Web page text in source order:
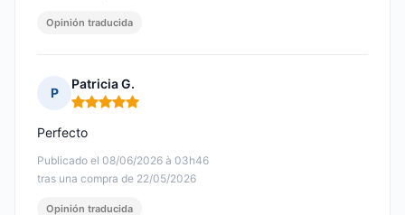
Opinión traducida
P
Patricia G.
Nota: 5 de 5
Publicado el 08/06/2026 à 03h46
tras una compra de 22/05/2026
Perfecto
Opinión traducida